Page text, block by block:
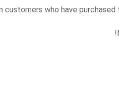
customers who have